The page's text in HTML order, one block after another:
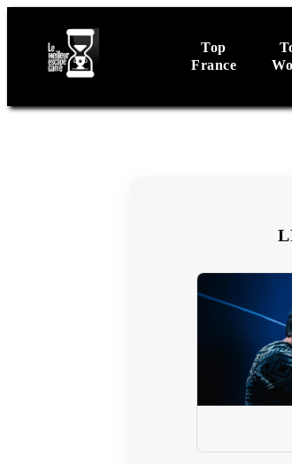
Top
France